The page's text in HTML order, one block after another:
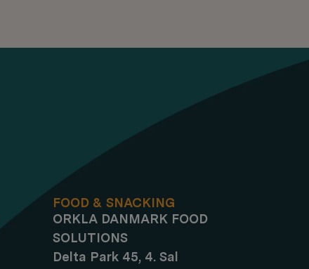
FOOD & SNACKING
ORKLA DANMARK FOOD
SOLUTIONS
Delta Park 45, 4. Sal